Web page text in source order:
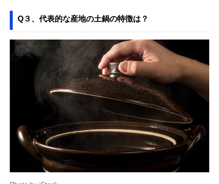
Q３、代表的な産地の土鍋の特徴は？